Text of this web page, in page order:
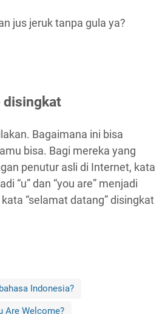
jus jeruk tanpa gula ya?
disingkat
Bagaimana ini bisa
bisa. Bagi mereka yang
penutur asli di Internet, kata
“u” dan “you are” menjadi
“selamat datang” disingkat
Indonesia?
Are Welcome?